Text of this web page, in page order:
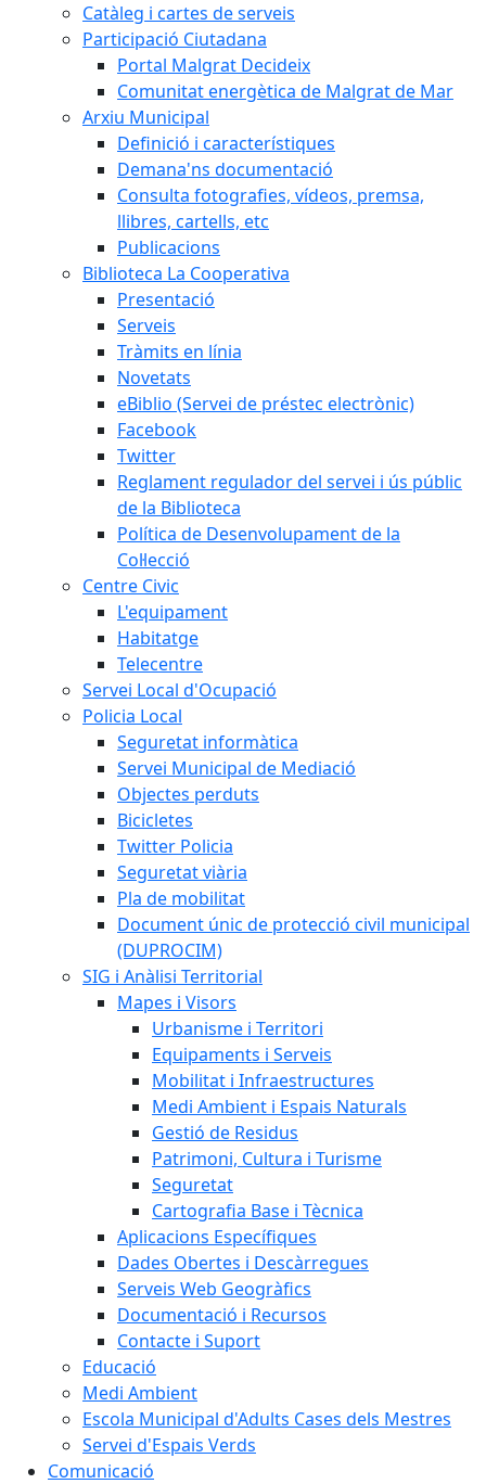
Catàleg i cartes de serveis
Participació Ciutadana
Portal Malgrat Decideix
Comunitat energètica de Malgrat de Mar
Arxiu Municipal
Definició i característiques
Demana'ns documentació
Consulta fotografies, vídeos, premsa,
llibres, cartells, etc
Publicacions
Biblioteca La Cooperativa
Presentació
Serveis
Tràmits en línia
Novetats
eBiblio (Servei de préstec electrònic)
Facebook
Twitter
Reglament regulador del servei i ús públic
de la Biblioteca
Política de Desenvolupament de la
Col·lecció
Centre Civic
L'equipament
Habitatge
Telecentre
Servei Local d'Ocupació
Policia Local
Seguretat informàtica
Servei Municipal de Mediació
Objectes perduts
Bicicletes
Twitter Policia
Seguretat viària
Pla de mobilitat
Document únic de protecció civil municipal
(DUPROCIM)
SIG i Anàlisi Territorial
Mapes i Visors
Urbanisme i Territori
Equipaments i Serveis
Mobilitat i Infraestructures
Medi Ambient i Espais Naturals
Gestió de Residus
Patrimoni, Cultura i Turisme
Seguretat
Cartografia Base i Tècnica
Aplicacions Específiques
Dades Obertes i Descàrregues
Serveis Web Geogràfics
Documentació i Recursos
Contacte i Suport
Educació
Medi Ambient
Escola Municipal d'Adults Cases dels Mestres
Servei d'Espais Verds
Comunicació